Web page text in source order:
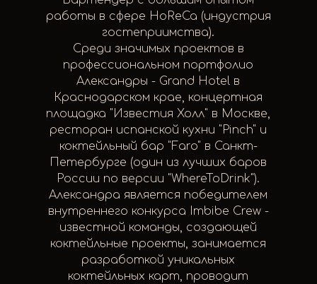
работы в сфере HoReCa (индустрия
гостеприимства).
Среди значимых проектов в
профессиональном портфолио
Александры - Grand Hotel в
Краснодарском крае, концертная
площадка "Известия Холл" в Москве,
ресторан испанской кухни "Pinch" и
коктейльный бар "Faro" в Санкт-
Петербурге (один из лучших баров
России по версии "WhereToDrink").
Александра является победителем
внутреннего конкурса Imbibe Crew -
известной команды, создающей
коктейльные проекты, занимается
разработкой уникальных
коктейльных карт, проводит